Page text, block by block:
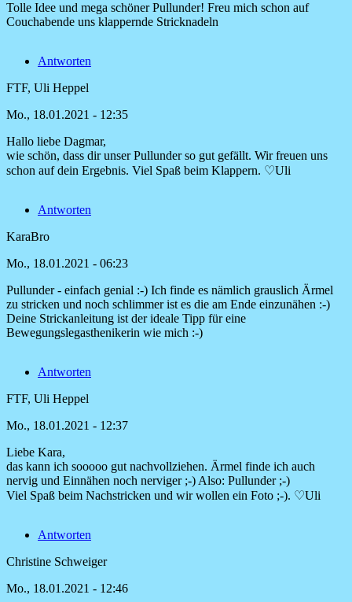
Tolle Idee und mega schöner Pullunder! Freu mich schon auf
Couchabende uns klappernde Stricknadeln
Antworten
FTF, Uli Heppel
Mo., 18.01.2021 - 12:35
Antwort
auf
schöner
Dagmar
…
Hallo liebe Dagmar,
wie schön, dass dir unser Pullunder so gut gefällt. Wir freuen uns
schon auf dein Ergebnis. Viel Spaß beim Klappern. ♡Uli
Antworten
KaraBro
Mo., 18.01.2021 - 06:23
Pullunder - einfach genial :-) Ich finde es nämlich grauslich Ärmel
zu stricken und noch schlimmer ist es die am Ende einzunähen :-)
Deine Strickanleitung ist der ideale Tipp für eine
Bewegungslegasthenikerin wie mich :-)
Antworten
FTF, Uli Heppel
Mo., 18.01.2021 - 12:37
Antwort
auf
Pullunder
genial
von
Liebe Kara,
das kann ich sooooo gut nachvollziehen. Ärmel finde ich auch
nervig und Einnähen noch nerviger ;-) Also: Pullunder ;-)
Viel Spaß beim Nachstricken und wir wollen ein Foto ;-). ♡Uli
Antworten
Christine Schweiger
Mo., 18.01.2021 - 12:46